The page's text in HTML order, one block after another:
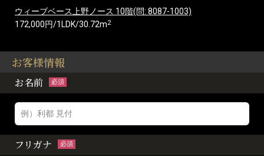
ウィーブベース上野ノース 10階(問: 8087-1003)
172,000円/1LDK/30.72m2
お客様情報
お名前 必須
フリガナ 必須